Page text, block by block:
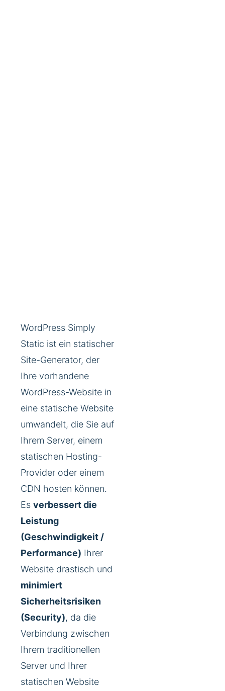
WordPress Simply
Static ist ein statischer
Site-Generator, der
Ihre vorhandene
WordPress-Website in
eine statische Website
umwandelt, die Sie auf
Ihrem Server, einem
statischen Hosting-
Provider oder einem
CDN hosten können.
Es verbessert die
Leistung
(Geschwindigkeit /
Performance) Ihrer
Website drastisch und
minimiert
Sicherheitsrisiken
(Security), da die
Verbindung zwischen
Ihrem traditionellen
Server und Ihrer
statischen Website